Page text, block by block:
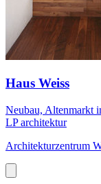
Haus Weiss
Neubau, Altenmarkt
LP architektur
Architekturzentrum